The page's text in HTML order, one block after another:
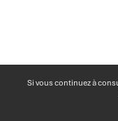
Si vous continuez à